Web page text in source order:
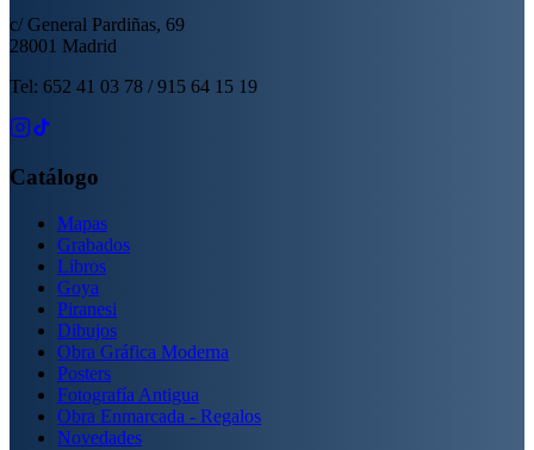
c/ General Pardiñas, 69
28001 Madrid
Tel: 652 41 03 78 / 915 64 15 19
Catálogo
Mapas
Grabados
Libros
Goya
Piranesi
Dibujos
Obra Gráfica Moderna
Posters
Fotografía Antigua
Obra Enmarcada - Regalos
Novedades